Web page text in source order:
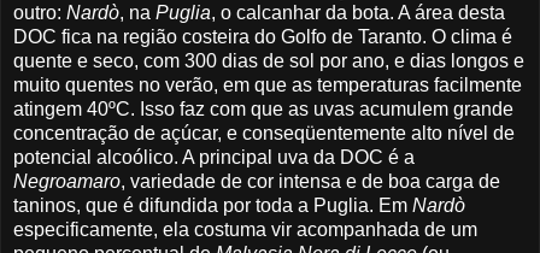
outro: Nardò, na Puglia, o calcanhar da bota. A área desta
DOC fica na região costeira do Golfo de Taranto. O clima é
quente e seco, com 300 dias de sol por ano, e dias longos e
muito quentes no verão, em que as temperaturas facilmente
atingem 40ºC. Isso faz com que as uvas acumulem grande
concentração de açúcar, e conseqüentemente alto nível de
potencial alcoólico. A principal uva da DOC é a
Negroamaro, variedade de cor intensa e de boa carga de
taninos, que é difundida por toda a Puglia. Em Nardò
especificamente, ela costuma vir acompanhada de um